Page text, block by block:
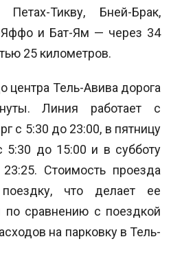
Тикву, Бней-Брак,
Яффо и Бат-Ям — через 34
25 километров.
центра Тель-Авива дорога
Линия работает с
с 5:30 до 23:00, в пятницу
5:30 до 15:00 и в субботу
Стоимость проезда
что делает ее
по сравнению с поездкой
на парковку в Тель-